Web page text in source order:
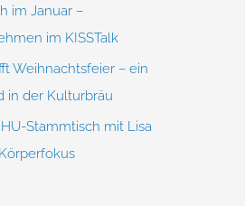
im Januar –
im KISSTalk
Weihnachtsfeier – ein
in der Kulturbräu
Stammtisch mit Lisa